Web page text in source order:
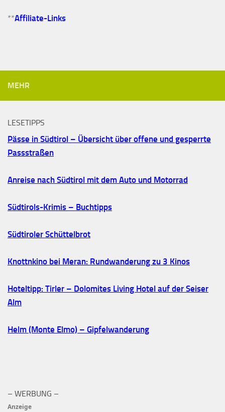
**Affiliate-Links
MEHR
LESETIPPS
Pässe in Südtirol – Übersicht über offene und gesperrte
Passstraßen
Anreise nach Südtirol mit dem Auto und Motorrad
Südtirols-Krimis – Buchtipps
Südtiroler Schüttelbrot
Knottnkino bei Meran: Rundwanderung zu 3 Kinos
Hoteltipp: Tirler – Dolomites Living Hotel auf der Seiser
Alm
Helm (Monte Elmo) – Gipfelwanderung
– WERBUNG –
Anzeige